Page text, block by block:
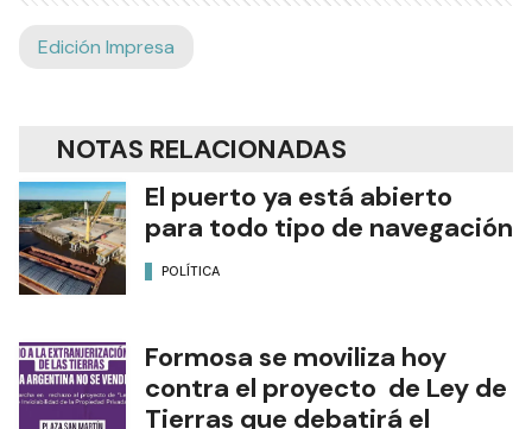
Edición Impresa
NOTAS RELACIONADAS
El puerto ya está abierto
para todo tipo de navegación
POLÍTICA
Formosa se moviliza hoy
contra el proyecto de Ley de
Tierras que debatirá el